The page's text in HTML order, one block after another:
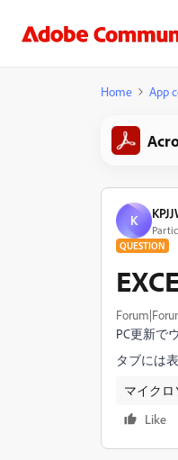
Home App
K
QUESTION
PC更新で
タブには
マイクロ
Like